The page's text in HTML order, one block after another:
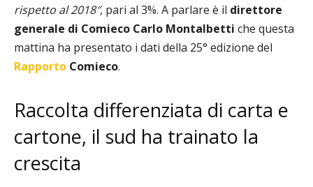
rispetto al 2018″, pari al 3%. A parlare è il direttore
generale di Comieco Carlo Montalbetti che questa
mattina ha presentato i dati della 25° edizione del
Rapporto Comieco.
Raccolta differenziata di carta e
cartone, il sud ha trainato la
crescita